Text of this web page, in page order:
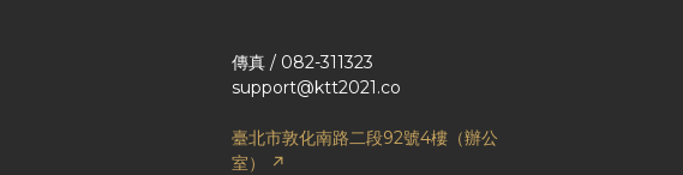
傳真 / 082-311323
support@ktt2021.co
臺北市敦化南路二段92號4樓（辦公
室） ↗